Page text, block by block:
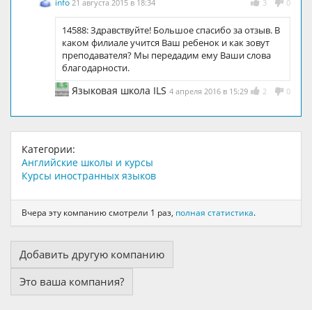
3 0
21 августа 2015 в 18:34
14588: Здравствуйте! Большое спасибо за отзыв. В
каком филиале учится Ваш ребенок и как зовут
преподавателя? Мы передадим ему Ваши слова
благодарности.
2 0
Языковая школа ILS 4 апреля 2016 в 15:29
Категории:
Английские школы и курсы
Курсы иностранных языков
Вчера эту компанию смотрели 1 раз, полная статистика.
Добавить другую компанию
Это ваша компания?